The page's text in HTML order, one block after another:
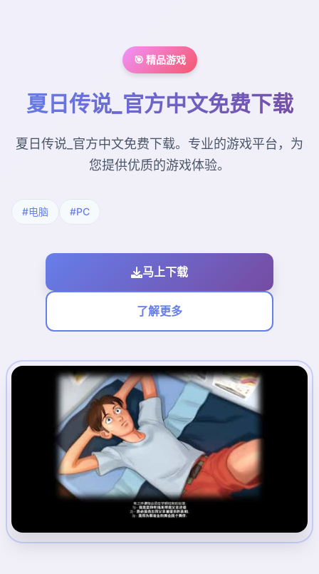
🎯 精品游戏
夏日传说_官方中文免费下载
夏日传说_官方中文免费下载。专业的游戏平台，为
您提供优质的游戏体验。
#电脑 #PC
马上下载
了解更多